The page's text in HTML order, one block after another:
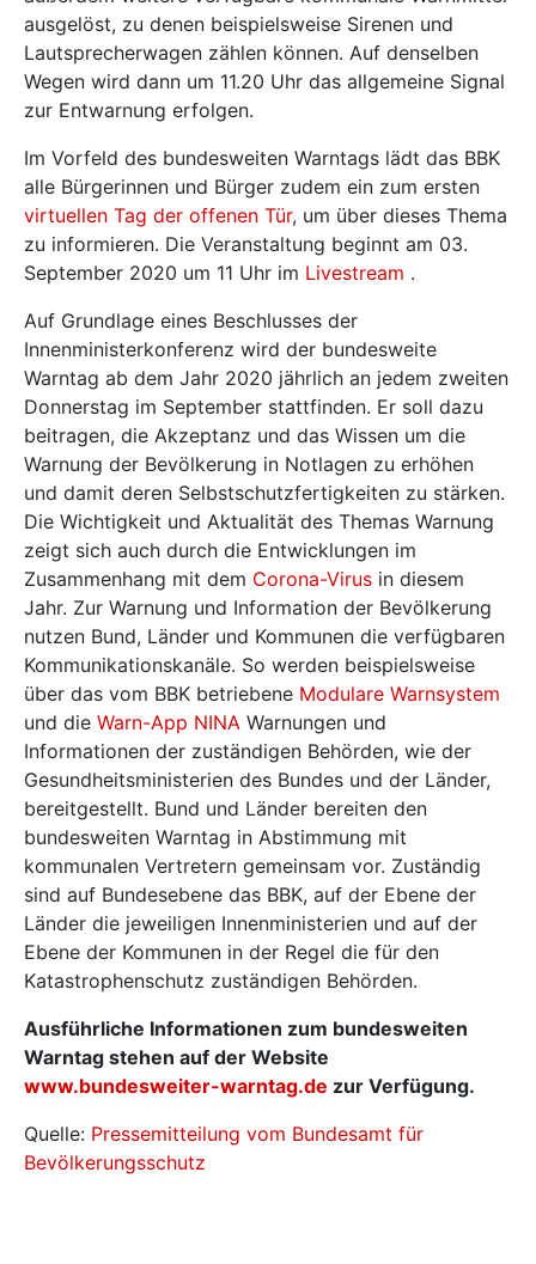
ausgelöst, zu denen beispielsweise Sirenen und
Lautsprecherwagen zählen können. Auf denselben
Wegen wird dann um 11.20 Uhr das allgemeine Signal
zur Entwarnung erfolgen.
Im Vorfeld des bundesweiten Warntags lädt das BBK
alle Bürgerinnen und Bürger zudem ein zum ersten
virtuellen Tag der offenen Tür, um über dieses Thema
zu informieren. Die Veranstaltung beginnt am 03.
September 2020 um 11 Uhr im Livestream .
Auf Grundlage eines Beschlusses der
Innenministerkonferenz wird der bundesweite
Warntag ab dem Jahr 2020 jährlich an jedem zweiten
Donnerstag im September stattfinden. Er soll dazu
beitragen, die Akzeptanz und das Wissen um die
Warnung der Bevölkerung in Notlagen zu erhöhen
und damit deren Selbstschutzfertigkeiten zu stärken.
Die Wichtigkeit und Aktualität des Themas Warnung
zeigt sich auch durch die Entwicklungen im
Zusammenhang mit dem Corona-Virus in diesem
Jahr. Zur Warnung und Information der Bevölkerung
nutzen Bund, Länder und Kommunen die verfügbaren
Kommunikationskanäle. So werden beispielsweise
über das vom BBK betriebene Modulare Warnsystem
und die Warn-App NINA Warnungen und
Informationen der zuständigen Behörden, wie der
Gesundheitsministerien des Bundes und der Länder,
bereitgestellt. Bund und Länder bereiten den
bundesweiten Warntag in Abstimmung mit
kommunalen Vertretern gemeinsam vor. Zuständig
sind auf Bundesebene das BBK, auf der Ebene der
Länder die jeweiligen Innenministerien und auf der
Ebene der Kommunen in der Regel die für den
Katastrophenschutz zuständigen Behörden.
Ausführliche Informationen zum bundesweiten
Warntag stehen auf der Website
www.bundesweiter-warntag.de zur Verfügung.
Quelle: Pressemitteilung vom Bundesamt für
Bevölkerungsschutz